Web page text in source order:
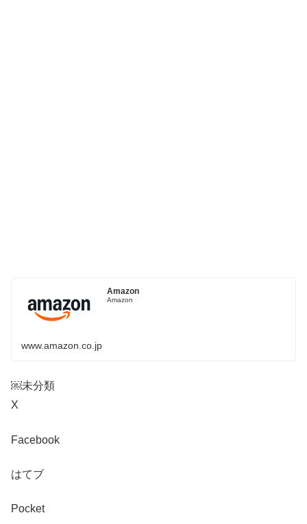
Amazon
Amazon
www.amazon.co.jp
￼未分類
X
Facebook
はてブ
Pocket